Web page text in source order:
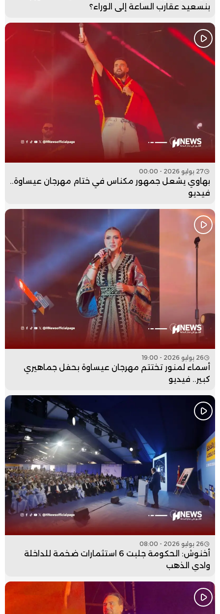
بنسعيد عقارب الساعة إلى الوراء؟
27 يوليو 2026 - 00:00
بهاوي يشعل جمهور مكناس في ختام مهرجان عيساوة..
فيديو
26 يوليو 2026 - 19:00
أسماء لمنور تختتم مهرجان عيساوة بحفل جماهيري
كبير.. فيديو
26 يوليو 2026 - 08:00
أخنوش: الحكومة جلبت 6 استثمارات ضخمة للداخلة
وادي الذهب